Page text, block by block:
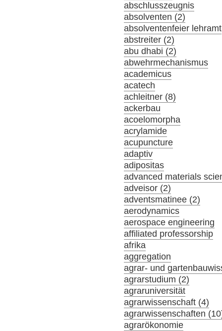
abschlusszeugnis
absolventen (2)
absolventenfeier lehramt
abstreiter (2)
abu dhabi (2)
abwehrmechanismus
academicus
acatech
achleitner (8)
ackerbau
acoelomorpha
acrylamide
acupuncture
adaptiv
adipositas
advanced materials
adveisor (2)
adventsmatinee (2)
aerodynamics
aerospace engineering
affiliated professorship
afrika
aggregation
agrar- und
agrarstudium (2)
agraruniversität
agrarwissenschaft (4)
agrarwissenschaften
agrarökonomie